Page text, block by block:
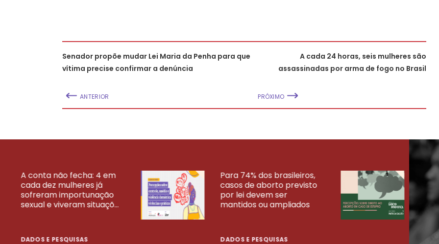
Senador propõe mudar Lei Maria da Penha para que
vítima precise confirmar a denúncia
ANTERIOR
A cada 24 horas, seis mulheres são
assassinadas por arma de fogo no Brasil
PRÓXIMO
A conta não fecha: 4 em
cada dez mulheres já
sofreram importunação
sexual e viveram situaçõ...
DADOS E PESQUISAS
Para 74% dos brasileiros,
casos de aborto previsto
por lei devem ser
mantidos ou ampliados
DADOS E PESQUISAS
VEJA MAIS PESQUISAS